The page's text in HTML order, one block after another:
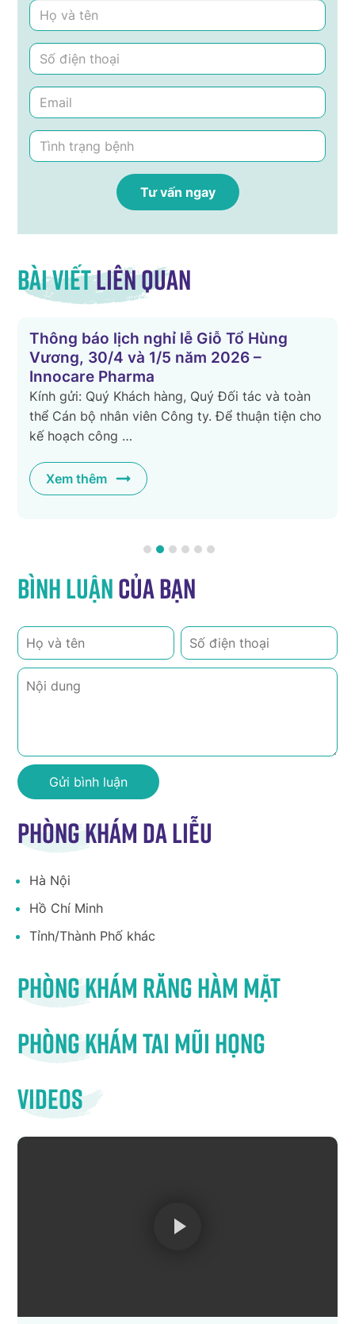
Bài viếtliên quan
Thông báo lịch nghỉ lễ Giỗ Tổ Hùng
Vương, 30/4 và 1/5 năm 2026 –
Innocare Pharma
Kính gửi: Quý Khách hàng, Quý Đối tác và toàn
thể Cán bộ nhân viên Công ty. Để thuận tiện cho
kế hoạch công …
Xem thêm
Bình luậncủa bạn
Phòng khám da liễu
Hà Nội
Hồ Chí Minh
Tỉnh/Thành Phố khác
Phòng khám răng hàm mặt
Phòng khám tai mũi họng
Videos